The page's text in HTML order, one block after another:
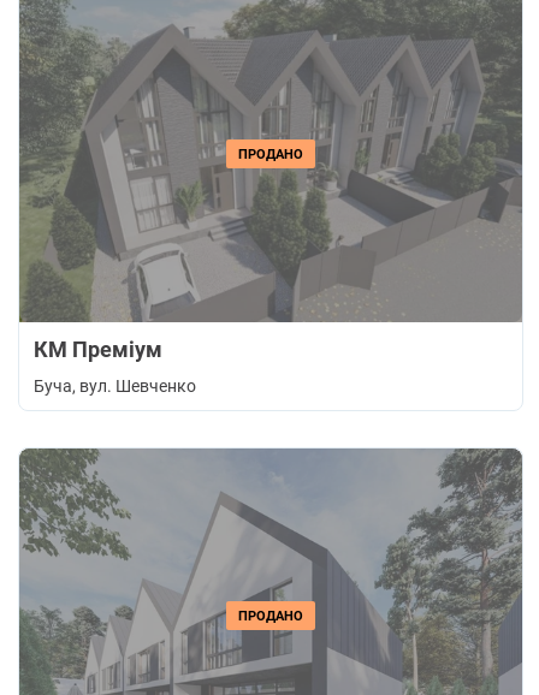
ПРОДАНО
КМ Преміум
Буча, вул. Шевченко
ПРОДАНО